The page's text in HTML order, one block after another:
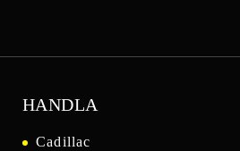
HANDLA
Cadillac